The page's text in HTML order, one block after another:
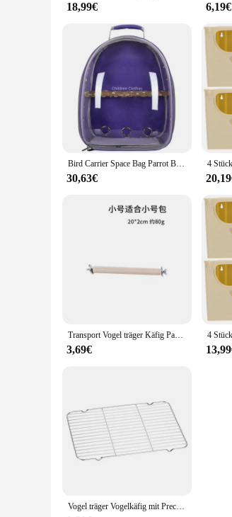
18,99€ 6,19€
Bird Carrier Space Bag Parrot Backpack with Prech and Feeder Cups for Parakeet Cockatiel Bunny Travel Acrylic Portable Pet Cage
30,63€
Transport Vogel träger Käfig Papagei Rucksack Tasche für Vögel Outdoor-Reisen Kleintiere Ratten Meers chweinchen Sittich Haustier Zubehör
3,69€
Vogel träger Vogelkäfig mit Prech Feeder & Tablett für Sittich Cockatiel Papageien hase Reise Acryl tragbare Haustier Rucksack Tasche